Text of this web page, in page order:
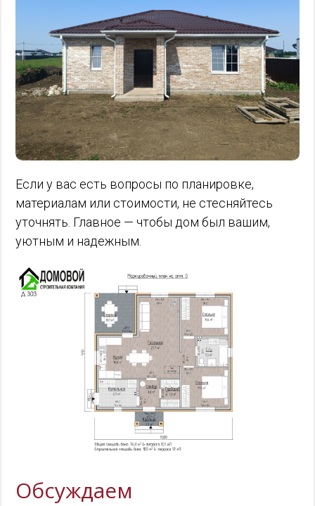
Если у вас есть вопросы по планировке,
материалам или стоимости, не стесняйтесь
уточнять. Главное — чтобы дом был вашим,
уютным и надежным.
Обсуждаем